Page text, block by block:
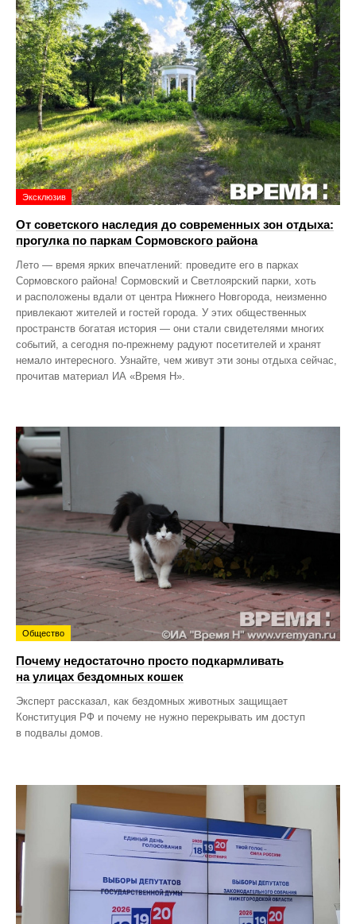
Эксклюзив
От советского наследия до современных зон отдыха:
прогулка по паркам Сормовского района
Лето — время ярких впечатлений: проведите его в парках
Сормовского района! Сормовский и Светлоярский парки, хоть
и расположены вдали от центра Нижнего Новгорода, неизменно
привлекают жителей и гостей города. У этих общественных
пространств богатая история — они стали свидетелями многих
событий, а сегодня по‑прежнему радуют посетителей и хранят
немало интересного. Узнайте, чем живут эти зоны отдыха сейчас,
прочитав материал ИА «Время Н».
Общество
Почему недостаточно просто подкармливать
на улицах бездомных кошек
Эксперт рассказал, как бездомных животных защищает
Конституция РФ и почему не нужно перекрывать им доступ
в подвалы домов.